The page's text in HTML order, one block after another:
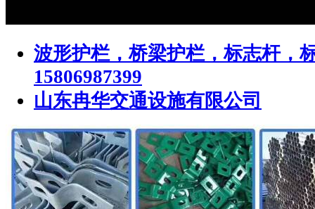
波形护栏，桥梁护栏，标志杆，
15806987399
山东冉华交通设施有限公司